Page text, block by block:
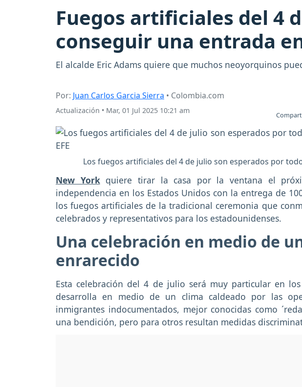
Fuegos artificiales del 4
conseguir una entrada
El alcalde Eric Adams quiere que muchos neoyorquinos
Por: Juan Carlos Garcia Sierra • Colombia.com
Actualización • Mar, 01 Jul 2025 10:21 am
Los fuegos artificiales del 4 de julio son esperados por
New Yorkquiere tirar la casa por la ventana el
independencia en los Estados Unidos con la entrega de
los fuegos artificiales de la tradicional ceremonia que
celebrados y representativos para los estadounidenses.
Una celebración en medio de
enrarecido
Esta celebración del 4 de julio será muy particular en
desarrolla en medio de un clima caldeado por las
inmigrantes indocumentados, mejor conocidas como
una bendición, pero para otros resultan medidas